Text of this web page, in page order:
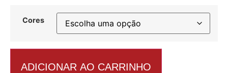
Cores
ADICIONAR AO CARRINHO